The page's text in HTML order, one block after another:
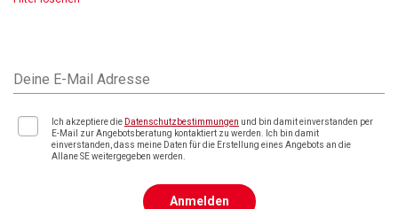
Deine E-Mail Adresse
Ich akzeptiere die Datenschutzbestimmungen und bin damit einverstanden per
E-Mail zur Angebotsberatung kontaktiert zu werden. Ich bin damit
einverstanden, dass meine Daten für die Erstellung eines Angebots an die
Allane SE weitergegeben werden.
Anmelden